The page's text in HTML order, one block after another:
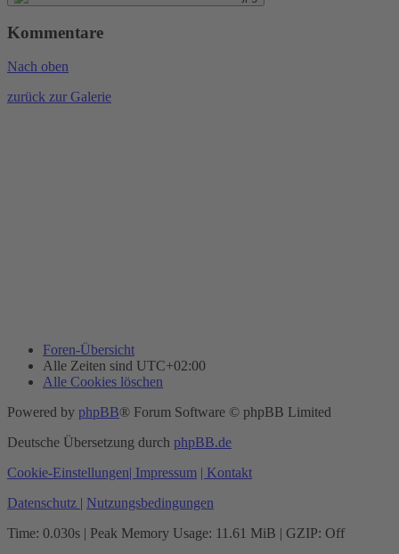
Kommentare
Nach oben
zurück zur Galerie
Foren-Übersicht
Alle Zeiten sind UTC+02:00
Alle Cookies löschen
Powered by phpBB® Forum Software © phpBB Limited
Deutsche Übersetzung durch phpBB.de
Cookie-Einstellungen | Impressum
| Kontakt
Datenschutz
Nutzungsbedingungen
Time: 0.030s | Peak Memory Usage: 11.61 MiB | GZIP: Off